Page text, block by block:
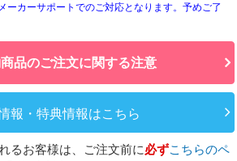
ーカーサポートでのご対応となります。予めご了
品のご注文に関する注意
報・特典情報はこちら
るお客様は、ご注文前に必ずこちらのペ